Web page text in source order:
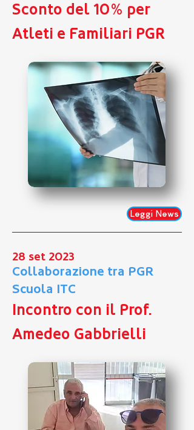
Sconto del 10% per
Atleti e Familiari PGR
Leggi News
28 set 2023
Collaborazione tra PGR
Scuola ITC
Incontro con il Prof.
Amedeo Gabbrielli